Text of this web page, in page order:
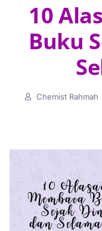
10
Buku
Chemist Rahmah